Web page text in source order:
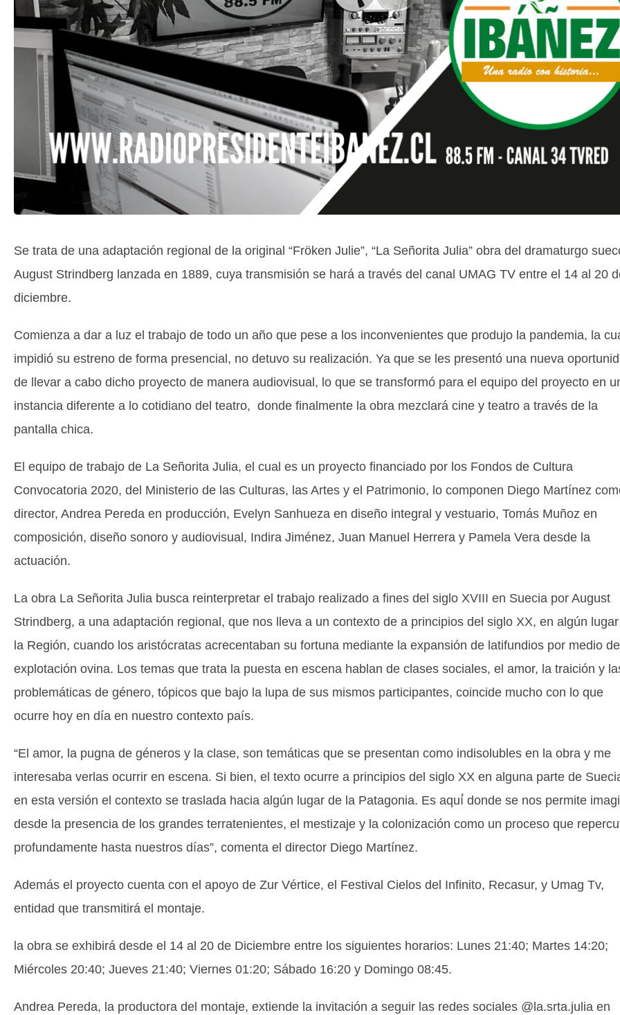
Se trata de una adaptación regional de la original “Fröken Julie”, “La Señorita Julia” obra del dramaturgo
August Strindberg lanzada en 1889, cuya transmisión se hará a través del canal UMAG TV entre el 14 al 20
diciembre.
Comienza a dar a luz el trabajo de todo un año que pese a los inconvenientes que produjo la pandemia, la
impidió su estreno de forma presencial, no detuvo su realización. Ya que se les presentó una nueva
de llevar a cabo dicho proyecto de manera audiovisual, lo que se transformó para el equipo del proyecto en
instancia diferente a lo cotidiano del teatro, donde finalmente la obra mezclará cine y teatro a través de la
pantalla chica.
El equipo de trabajo de La Señorita Julia, el cual es un proyecto financiado por los Fondos de Cultura
Convocatoria 2020, del Ministerio de las Culturas, las Artes y el Patrimonio, lo componen Diego Martínez
director, Andrea Pereda en producción, Evelyn Sanhueza en diseño integral y vestuario, Tomás Muñoz en
composición, diseño sonoro y audiovisual, Indira Jiménez, Juan Manuel Herrera y Pamela Vera desde la
actuación.
La obra La Señorita Julia busca reinterpretar el trabajo realizado a fines del siglo XVIII en Suecia por August
Strindberg, a una adaptación regional, que nos lleva a un contexto de a principios del siglo XX, en algún
la Región, cuando los aristócratas acrecentaban su fortuna mediante la expansión de latifundios por medio
explotación ovina. Los temas que trata la puesta en escena hablan de clases sociales, el amor, la traición y
problemáticas de género, tópicos que bajo la lupa de sus mismos participantes, coincide mucho con lo que
ocurre hoy en día en nuestro contexto país.
“El amor, la pugna de géneros y la clase, son temáticas que se presentan como indisolubles en la obra y me
interesaba verlas ocurrir en escena. Si bien, el texto ocurre a principios del siglo XX en alguna parte de
en esta versión el contexto se traslada hacia algún lugar de la Patagonia. Es aquí́ donde se nos permite
desde la presencia de los grandes terratenientes, el mestizaje y la colonización como un proceso que
profundamente hasta nuestros días”, comenta el director Diego Martínez.
Además el proyecto cuenta con el apoyo de Zur Vértice, el Festival Cielos del Infinito, Recasur, y Umag Tv,
entidad que transmitirá el montaje.
la obra se exhibirá desde el 14 al 20 de Diciembre entre los siguientes horarios: Lunes 21:40; Martes 14:20;
Miércoles 20:40; Jueves 21:40; Viernes 01:20; Sábado 16:20 y Domingo 08:45.
Andrea Pereda, la productora del montaje, extiende la invitación a seguir las redes sociales @la.srta.julia en